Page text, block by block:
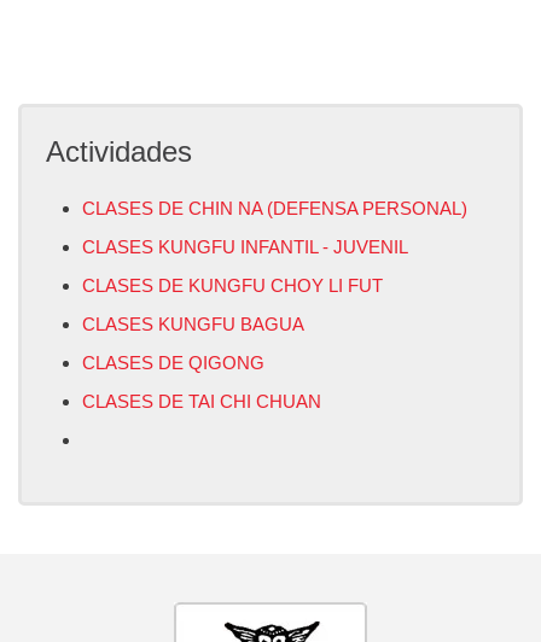
Actividades
CLASES DE CHIN NA (DEFENSA PERSONAL)
CLASES KUNGFU INFANTIL - JUVENIL
CLASES DE KUNGFU CHOY LI FUT
CLASES KUNGFU BAGUA
CLASES DE QIGONG
CLASES DE TAI CHI CHUAN